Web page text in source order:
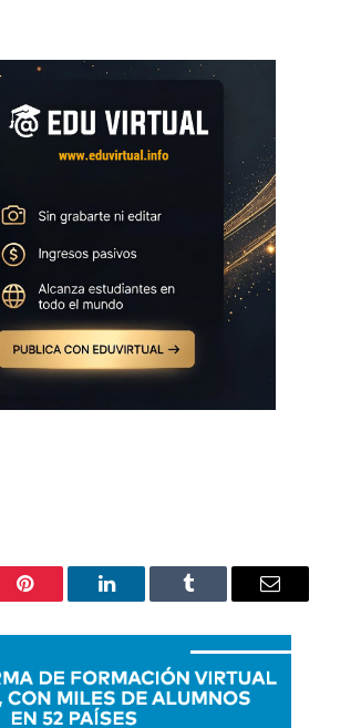
Pinterest LinkedIn Tumblr Email